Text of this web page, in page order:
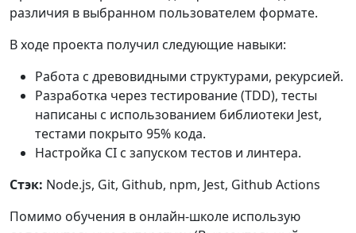
различия в выбранном пользователем формате.
В ходе проекта получил следующие навыки:
Работа с древовидными структурами, рекурсией.
Разработка через тестирование (TDD), тесты
написаны с использованием библиотеки Jest,
тестами покрыто 95% кода.
Настройка CI с запуском тестов и линтера.
Стэк: Node.js, Git, Github, npm, Jest, Github Actions
Помимо обучения в онлайн-школе использую